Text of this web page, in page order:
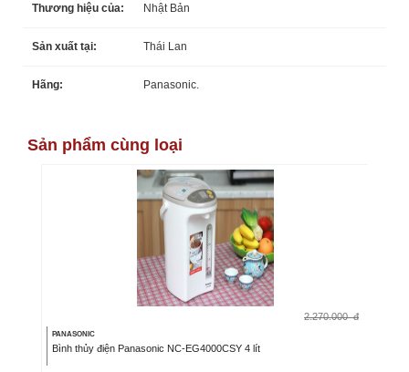
Thương hiệu của: Nhật Bản
Sản xuất tại: Thái Lan
Hãng: Panasonic.
Sản phẩm cùng loại
2.270.000 đ
PANASONIC
Bình thủy điện Panasonic NC-EG4000CSY 4 lít